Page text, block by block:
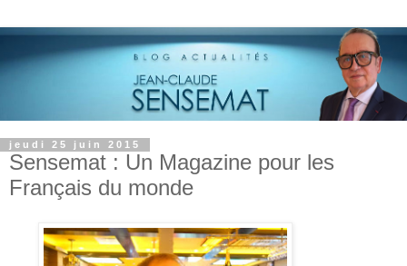
jeudi 25 juin 2015
Sensemat : Un Magazine pour les
Français du monde